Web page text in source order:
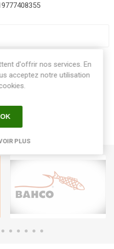
d'offrir nos services. En
acceptez notre utilisation
OK
PLUS